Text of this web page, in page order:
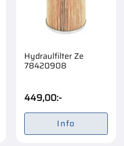
Hydraulfilter Ze
78420908
449,00:-
Info